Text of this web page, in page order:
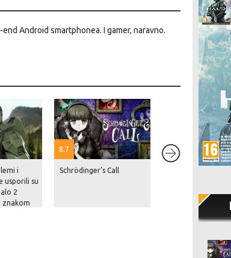
Android smartphonea. I gamer, naravno.
i
usporili su
2
znakom
8.7
Schrödinger’s Call
nekoliko sati